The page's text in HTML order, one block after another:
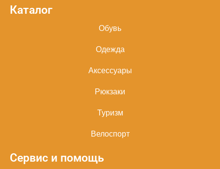
Каталог
Обувь
Одежда
Аксессуары
Рюкзаки
Туризм
Велоспорт
Сервис и помощь